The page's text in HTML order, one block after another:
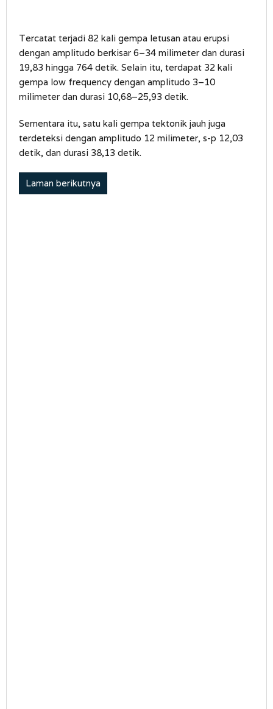
Tercatat terjadi 82 kali gempa letusan atau erupsi
dengan amplitudo berkisar 6–34 milimeter dan durasi
19,83 hingga 764 detik. Selain itu, terdapat 32 kali
gempa low frequency dengan amplitudo 3–10
milimeter dan durasi 10,68–25,93 detik.
Sementara itu, satu kali gempa tektonik jauh juga
terdeteksi dengan amplitudo 12 milimeter, s-p 12,03
detik, dan durasi 38,13 detik.
Laman berikutnya